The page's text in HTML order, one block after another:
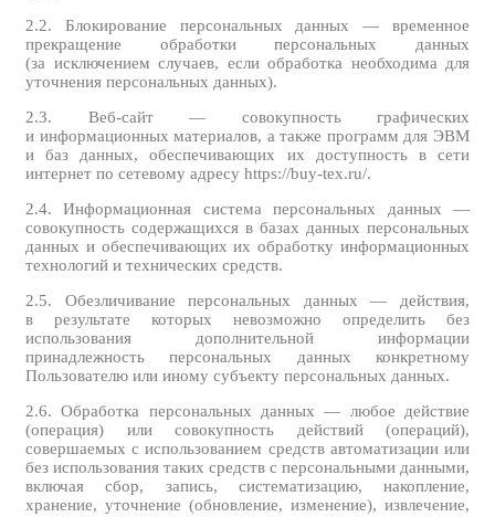
2.2. Блокирование персональных данных — временное
прекращение обработки персональных данных
(за исключением случаев, если обработка необходима для
уточнения персональных данных).
2.3. Веб-сайт — совокупность графических
и информационных материалов, а также программ для ЭВМ
и баз данных, обеспечивающих их доступность в сети
интернет по сетевому адресу https://buy-tex.ru/.
2.4. Информационная система персональных данных —
совокупность содержащихся в базах данных персональных
данных и обеспечивающих их обработку информационных
технологий и технических средств.
2.5. Обезличивание персональных данных — действия,
в результате которых невозможно определить без
использования дополнительной информации
принадлежность персональных данных конкретному
Пользователю или иному субъекту персональных данных.
2.6. Обработка персональных данных — любое действие
(операция) или совокупность действий (операций),
совершаемых с использованием средств автоматизации или
без использования таких средств с персональными данными,
включая сбор, запись, систематизацию, накопление,
хранение, уточнение (обновление, изменение), извлечение,